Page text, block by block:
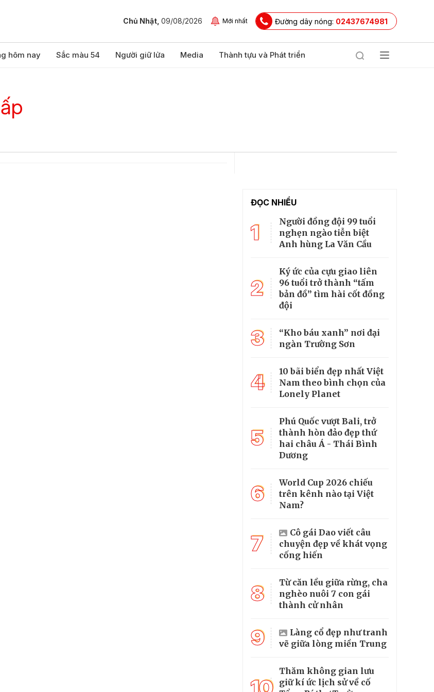
Chủ Nhật, 09/08/2026 Mới nhất Đường dây nóng: 02437674981
hôm nay Sắc màu 54 Người giữ lửa Media Thành tựu và Phát triển
ĐỌC NHIỀU
1
Người đồng đội 99 tuổi
nghẹn ngào tiễn biệt
Anh hùng La Văn Cầu
2
Ký ức của cựu giao liên
96 tuổi trở thành “tấm
bản đồ” tìm hài cốt đồng
đội
3
“Kho báu xanh” nơi đại
ngàn Trường Sơn
4
10 bãi biển đẹp nhất Việt
Nam theo bình chọn của
Lonely Planet
5
Phú Quốc vượt Bali, trở
thành hòn đảo đẹp thứ
hai châu Á - Thái Bình
Dương
6
World Cup 2026 chiếu
trên kênh nào tại Việt
Nam?
7
Cô gái Dao viết câu
chuyện đẹp về khát vọng
cống hiến
8
Từ căn lều giữa rừng, cha
nghèo nuôi 7 con gái
thành cử nhân
9
Làng cổ đẹp như tranh
vẽ giữa lòng miền Trung
Thăm không gian lưu
giữ kí ức lịch sử về cố